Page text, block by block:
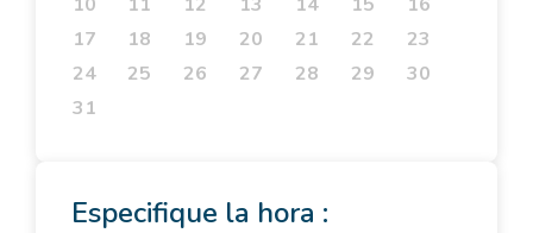
17
18 19 20 21 22
23
24
25 26 27 28 29
30
31
Especifique la hora :